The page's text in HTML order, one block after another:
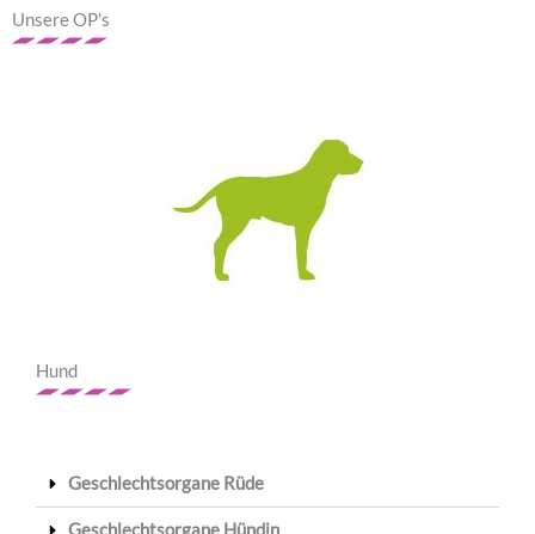
Unsere OP's
Hund
Geschlechtsorgane Rüde
Geschlechtsorgane Hündin